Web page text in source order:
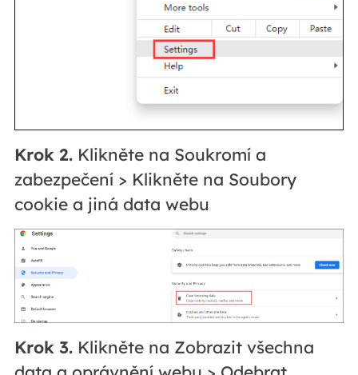
Krok 2.Klikněte na Soukromí a
zabezpečení > Klikněte na Soubory
cookie a jiná data webu
Krok 3.Klikněte na Zobrazit všechna